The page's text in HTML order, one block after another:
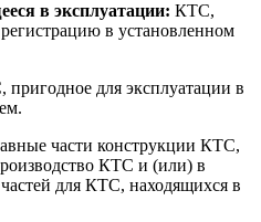
в эксплуатации: КТС,
в установленном
для эксплуатации в
части конструкции КТС,
КТС и (или) в
для КТС, находящихся в